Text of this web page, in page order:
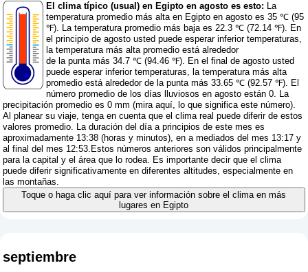
El clima típico (usual) en Egipto en agosto es esto: La
temperatura promedio más alta en Egipto en agosto es 35 ℃ (95
℉). La temperatura promedio más baja es 22.3 ℃ (72.14 ℉). En
el principio de agosto usted puede esperar inferior temperaturas,
la temperatura más alta promedio está alrededor
de la punta más 34.7 ℃ (94.46 ℉). En el final de agosto usted
puede esperar inferior temperaturas, la temperatura más alta
promedio está alrededor de la punta más 33.65 ℃ (92.57 ℉). El
número promedio de los días lluviosos en agosto están 0. La
precipitación promedio es 0 mm (mira aquí, lo que significa este número).
Al planear su viaje, tenga en cuenta que el clima real puede diferir de estos
valores promedio. La duración del día a principios de este mes es
aproximadamente 13:38 (horas y minutos), en a mediados del mes 13:17 y
al final del mes 12:53.Estos números anteriores son válidos principalmente
para la capital y el área que lo rodea. Es importante decir que el clima
puede diferir significativamente en diferentes altitudes, especialmente en
las montañas.
Toque o haga clic aquí para ver información sobre el clima en más
lugares en Egipto
septiembre